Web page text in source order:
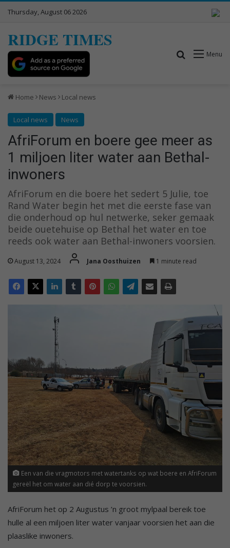
Thursday, August 06 2026
RIDGE TIMES
Menu
Search for
Home News Local news
Local news News
AfriForum en boere gee meer as
1 miljoen liter water aan Bethal-
inwoners
AfriForum en die boere het sedert 5 Julie, toe
Rand Water begin het met die eerste fase van
die onderhoud op hul netwerke, seker gemaak
beide ouetehuise op Bethal het water en toe
reeds ook water aan Bethal-inwoners voorsien.
August 13, 2024 Jana Oosthuizen 1 minute read
Een van die vragmotors met watertanks op wat boere en AfriForum
gereël het om water aan dié dorp te voorsien.
AfriForum het op 2 Augustus ’n groot mylpaal bereik toe
hulle al een miljoen liter water vanjaar voorsien het aan die
plaaslike inwoners.